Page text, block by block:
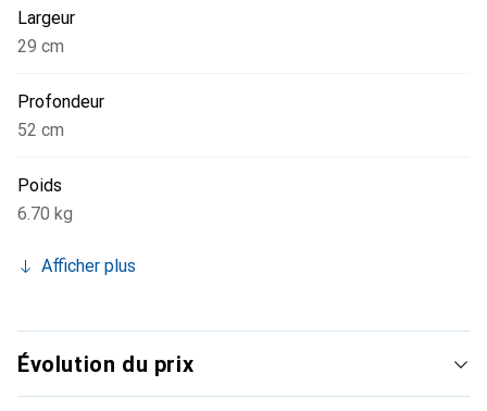
Largeur
29 cm
Profondeur
52 cm
Poids
6.70 kg
Afficher plus
Évolution du prix